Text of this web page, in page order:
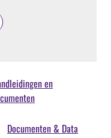
en
Documenten & Data